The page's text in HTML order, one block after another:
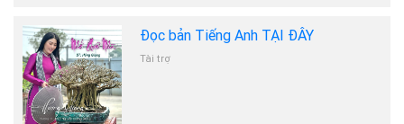
Đọc bản Tiếng Anh TẠI ĐÂY
Tài trợ